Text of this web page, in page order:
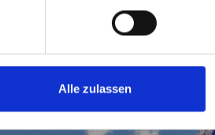
Alle zulassen